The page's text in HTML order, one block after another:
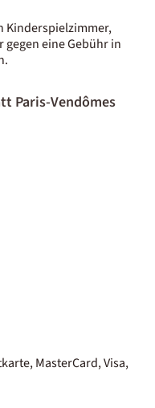
Kinderspielzimmer,
eine Gebühr in
Paris-Vendômes
MasterCard, Visa,